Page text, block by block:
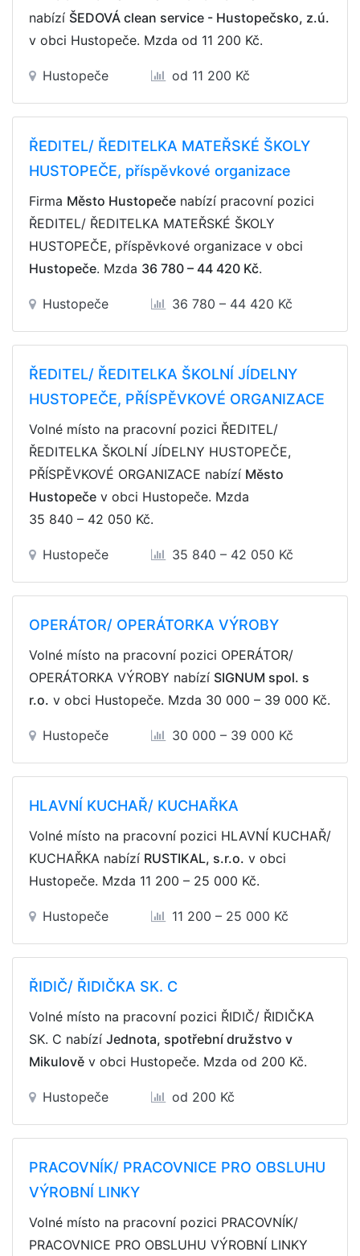
nabízí ŠEDOVÁ clean service - Hustopečsko, z.ú.
v obci Hustopeče. Mzda od 11 200 Kč.
Hustopeče od 11 200 Kč
ŘEDITEL/ ŘEDITELKA MATEŘSKÉ ŠKOLY
HUSTOPEČE, příspěvkové organizace
Firma Město Hustopeče nabízí pracovní pozici
ŘEDITEL/ ŘEDITELKA MATEŘSKÉ ŠKOLY
HUSTOPEČE, příspěvkové organizace v obci
Hustopeče. Mzda 36 780 – 44 420 Kč.
Hustopeče 36 780 – 44 420 Kč
ŘEDITEL/ ŘEDITELKA ŠKOLNÍ JÍDELNY
HUSTOPEČE, PŘÍSPĚVKOVÉ ORGANIZACE
Volné místo na pracovní pozici ŘEDITEL/
ŘEDITELKA ŠKOLNÍ JÍDELNY HUSTOPEČE,
PŘÍSPĚVKOVÉ ORGANIZACE nabízí Město
Hustopeče v obci Hustopeče. Mzda
35 840 – 42 050 Kč.
Hustopeče 35 840 – 42 050 Kč
OPERÁTOR/ OPERÁTORKA VÝROBY
Volné místo na pracovní pozici OPERÁTOR/
OPERÁTORKA VÝROBY nabízí SIGNUM spol. s
r.o. v obci Hustopeče. Mzda 30 000 – 39 000 Kč.
Hustopeče 30 000 – 39 000 Kč
HLAVNÍ KUCHAŘ/ KUCHAŘKA
Volné místo na pracovní pozici HLAVNÍ KUCHAŘ/
KUCHAŘKA nabízí RUSTIKAL, s.r.o. v obci
Hustopeče. Mzda 11 200 – 25 000 Kč.
Hustopeče 11 200 – 25 000 Kč
ŘIDIČ/ ŘIDIČKA SK. C
Volné místo na pracovní pozici ŘIDIČ/ ŘIDIČKA
SK. C nabízí Jednota, spotřební družstvo v
Mikulově v obci Hustopeče. Mzda od 200 Kč.
Hustopeče od 200 Kč
PRACOVNÍK/ PRACOVNICE PRO OBSLUHU
VÝROBNÍ LINKY
Volné místo na pracovní pozici PRACOVNÍK/
PRACOVNICE PRO OBSLUHU VÝROBNÍ LINKY